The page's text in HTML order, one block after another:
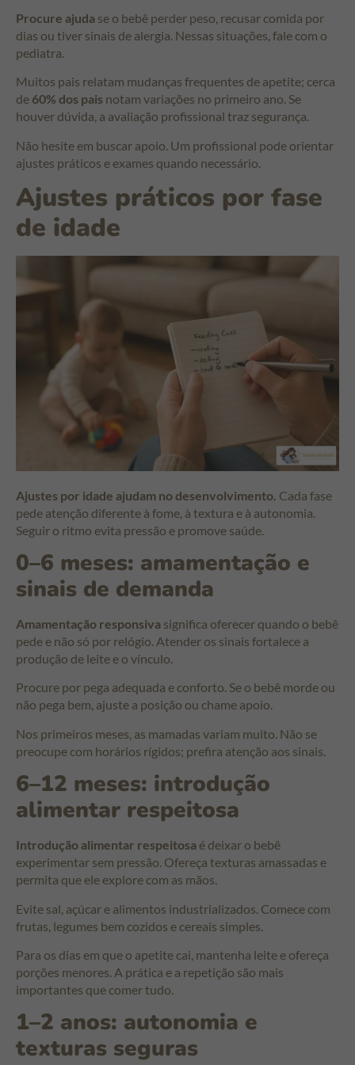
Procure ajuda se o bebê perder peso, recusar comida por
dias ou tiver sinais de alergia. Nessas situações, fale com o
pediatra.
Muitos pais relatam mudanças frequentes de apetite; cerca
de 60% dos pais notam variações no primeiro ano. Se
houver dúvida, a avaliação profissional traz segurança.
Não hesite em buscar apoio. Um profissional pode orientar
ajustes práticos e exames quando necessário.
Ajustes práticos por fase
de idade
Ajustes por idade ajudam no desenvolvimento. Cada fase
pede atenção diferente à fome, à textura e à autonomia.
Seguir o ritmo evita pressão e promove saúde.
0–6 meses: amamentação e
sinais de demanda
Amamentação responsiva significa oferecer quando o bebê
pede e não só por relógio. Atender os sinais fortalece a
produção de leite e o vínculo.
Procure por pega adequada e conforto. Se o bebê morde ou
não pega bem, ajuste a posição ou chame apoio.
Nos primeiros meses, as mamadas variam muito. Não se
preocupe com horários rígidos; prefira atenção aos sinais.
6–12 meses: introdução
alimentar respeitosa
Introdução alimentar respeitosa é deixar o bebê
experimentar sem pressão. Ofereça texturas amassadas e
permita que ele explore com as mãos.
Evite sal, açúcar e alimentos industrializados. Comece com
frutas, legumes bem cozidos e cereais simples.
Para os dias em que o apetite cai, mantenha leite e ofereça
porções menores. A prática e a repetição são mais
importantes que comer tudo.
1–2 anos: autonomia e
texturas seguras